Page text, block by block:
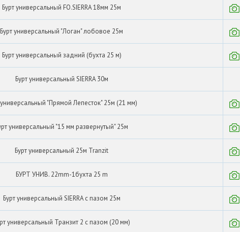
Бурт универсальный FO.SIERRA 18мм 25м
Бурт универсальный "Логан" лобовое 25м
Бурт универсальный задний (бухта 25 м)
Бурт универсальный SIERRA 30м
универсальный "Прямой Лепесток" 25м (21 мм)
универсальный "15 мм развернутый" 25м
Бурт универсальный 25м Tranzit
БУРТ УНИВ. 22mm-1бухта 25 m
Бурт универсальный SIERRA с пазом 25м
универсальный Транзит 2 с пазом (20 мм)